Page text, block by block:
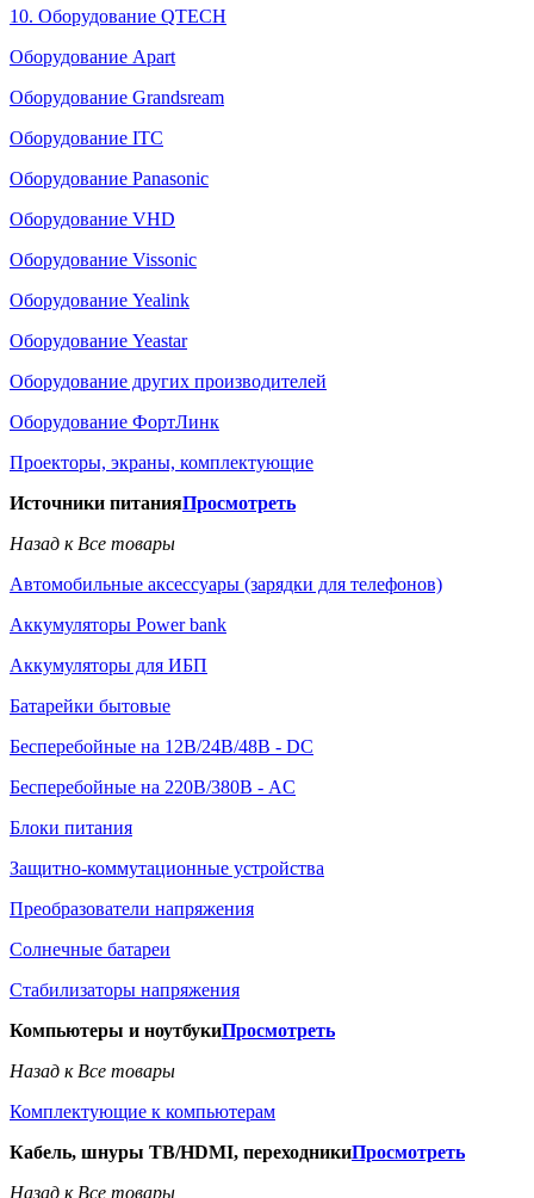
10. Оборудование QTECH
Оборудование Apart
Оборудование Grandsream
Оборудование ITC
Оборудование Panasonic
Оборудование VHD
Оборудование Vissonic
Оборудование Yealink
Оборудование Yeastar
Оборудование других производителей
Оборудование ФортЛинк
Проекторы, экраны, комплектующие
Источники питанияПросмотреть
Назад к Все товары
Автомобильные аксессуары (зарядки для телефонов)
Аккумуляторы Power bank
Аккумуляторы для ИБП
Батарейки бытовые
Бесперебойные на 12В/24В/48В - DC
Бесперебойные на 220В/380В - AC
Блоки питания
Защитно-коммутационные устройства
Преобразователи напряжения
Солнечные батареи
Стабилизаторы напряжения
Компьютеры и ноутбукиПросмотреть
Назад к Все товары
Комплектующие к компьютерам
Кабель, шнуры ТВ/HDMI, переходникиПросмотреть
Назад к Все товары